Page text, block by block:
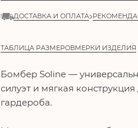
ДОСТАВКА И ОПЛАТА
ТАБЛИЦА РАЗМЕРОВМЕРКИ ИЗДЕЛИЯ
Бомбер Soline —
силуэт и мягкая
гардероба.